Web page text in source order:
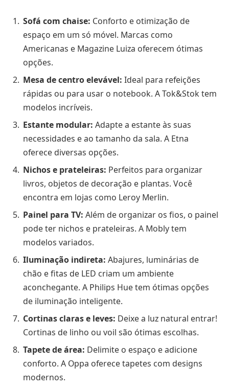
Sofá com chaise: Conforto e otimização de
espaço em um só móvel. Marcas como
Americanas e Magazine Luiza oferecem ótimas
opções.
Mesa de centro elevável: Ideal para refeições
rápidas ou para usar o notebook. A Tok&Stok tem
modelos incríveis.
Estante modular: Adapte a estante às suas
necessidades e ao tamanho da sala. A Etna
oferece diversas opções.
Nichos e prateleiras: Perfeitos para organizar
livros, objetos de decoração e plantas. Você
encontra em lojas como Leroy Merlin.
Painel para TV: Além de organizar os fios, o painel
pode ter nichos e prateleiras. A Mobly tem
modelos variados.
Iluminação indireta: Abajures, luminárias de
chão e fitas de LED criam um ambiente
aconchegante. A Philips Hue tem ótimas opções
de iluminação inteligente.
Cortinas claras e leves: Deixe a luz natural entrar!
Cortinas de linho ou voil são ótimas escolhas.
Tapete de área: Delimite o espaço e adicione
conforto. A Oppa oferece tapetes com designs
modernos.